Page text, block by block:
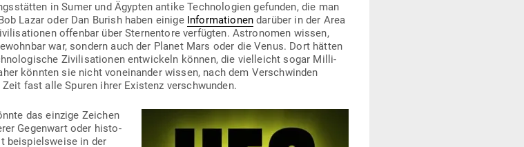
in Sumer und Ägypten antike Tech­no­logien gefunden, die man
Lazar oder Dan Burish haben einige Infor­ma­tionen darüber in der Area
offenbar über Ster­nentore ver­fügten. Astro­nomen wissen,
war, sondern auch der Planet Mars oder die Venus. Dort hätten
Zivi­li­sa­tionen ent­wi­ckeln können, die viel­leicht sogar Mil­li­
könnten sie nicht von­ein­ander wissen, nach dem Ver­schwinden
fast alle Spuren ihrer Existenz verschwunden.
das einzige Zeichen
Gegenwart oder his­to­
bei­spiels­weise in der